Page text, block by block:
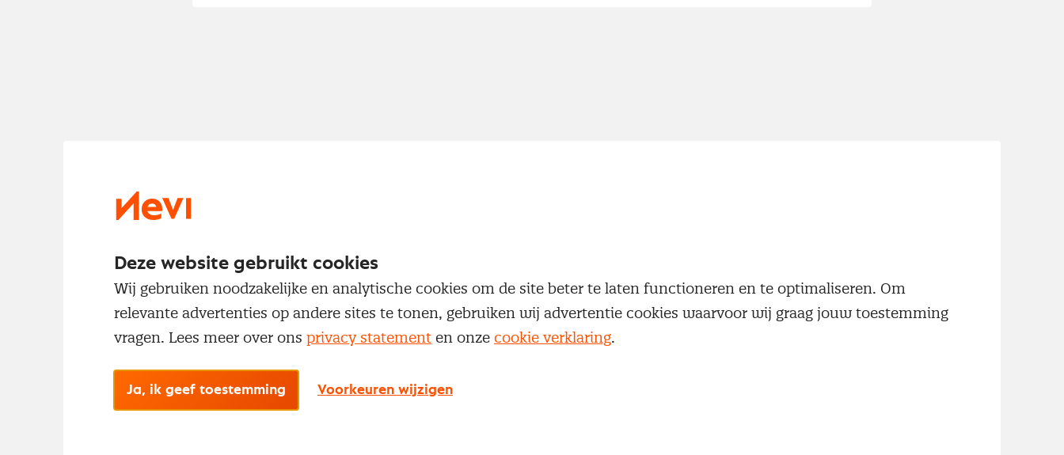
Deze website gebruikt cookies
Wij gebruiken noodzakelijke en analytische cookies om de site beter te laten functioneren en te optimaliseren. Om
relevante advertenties op andere sites te tonen, gebruiken wij advertentie cookies waarvoor wij graag jouw toestemming
vragen. Lees meer over ons privacy statement en onze cookie verklaring.
Ja, ik geef toestemming Voorkeuren wijzigen